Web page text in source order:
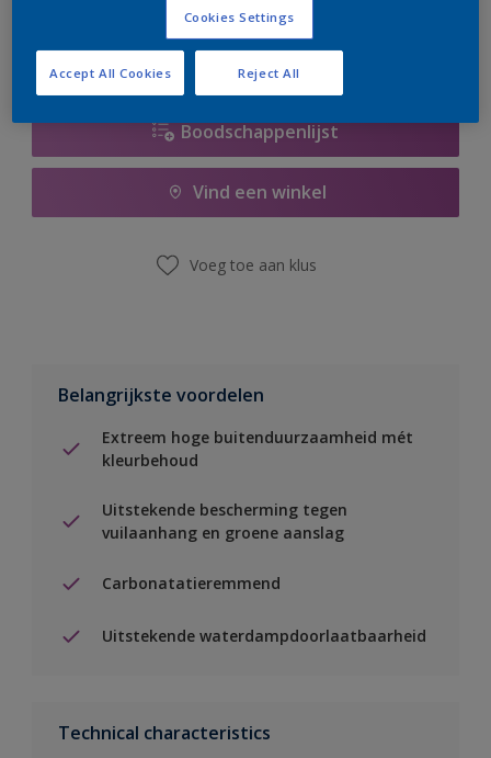
Boodschappenlijst
Vind een winkel
Voeg toe aan klus
Belangrijkste voordelen
Extreem hoge buitenduurzaamheid mét
kleurbehoud
Uitstekende bescherming tegen
vuilaanhang en groene aanslag
Carbonatatieremmend
Uitstekende waterdampdoorlaatbaarheid
Technical characteristics
Cookies Settings
Reject All
Accept All Cookies